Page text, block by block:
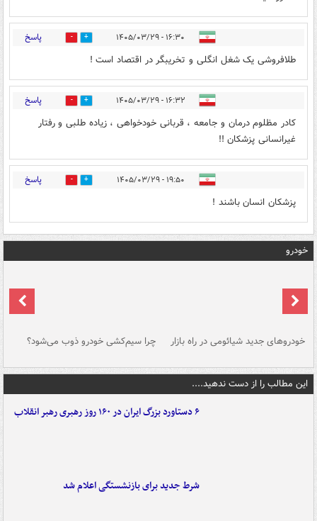
۱۶:۳۰ - ۱۴۰۵/۰۳/۲۹ 1 پاسخ
طلافروشی یک شغل انگلی و تخریبگر در اقتصاد است !
۱۶:۳۲ - ۱۴۰۵/۰۳/۲۹ 1 پاسخ
کادر مظلوم درمان و جامعه ، قربانی خودخواهی ، زیاده طلبی و رفتار
غیرانسانی پزشکان !!
۱۹:۵۰ - ۱۴۰۵/۰۳/۲۹ 1 پاسخ
پزشکان انسان باشند !
خودرو
خودروهای جدید شیائومی در راه بازار چرا سیم‌کشی خودرو ذوب می‌شود؟
این مطالب را از دست ندهید....
۶ دستاورد بزرگ ایران در ۱۶۰ روز رهبری رهبر انقلاب
شرط جدید برای بازنشستگی اعلام شد